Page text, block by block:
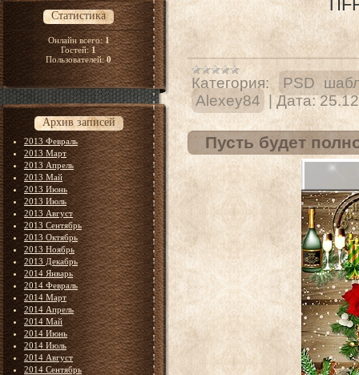
Статистика
Онлайн всего:1
Гостей:1
Пользователей:0
Архив записей
2013 Февраль
2013 Март
2013 Апрель
2013 Май
2013 Июнь
2013 Июль
2013 Август
2013 Сентябрь
2013 Октябрь
2013 Ноябрь
2013 Декабрь
2014 Январь
2014 Февраль
2014 Март
2014 Апрель
2014 Май
2014 Июнь
2014 Июль
2014 Август
2014 Сентябрь
Категория:
PSD
Alexey84
|Дата:
Пусть будет